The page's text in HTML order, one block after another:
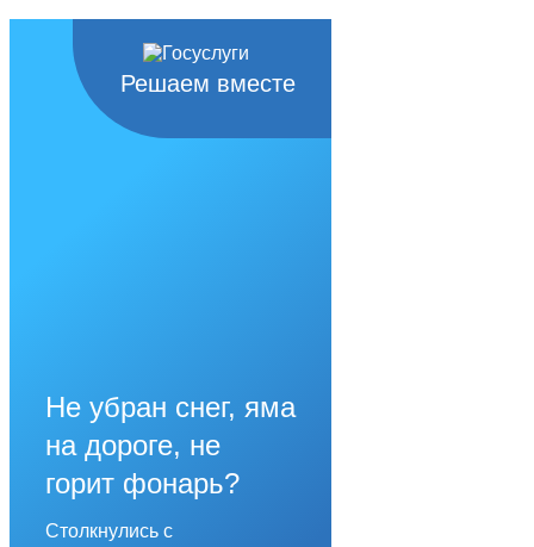
Решаем вместе
Не убран снег, яма
на дороге, не
горит фонарь?
Столкнулись с